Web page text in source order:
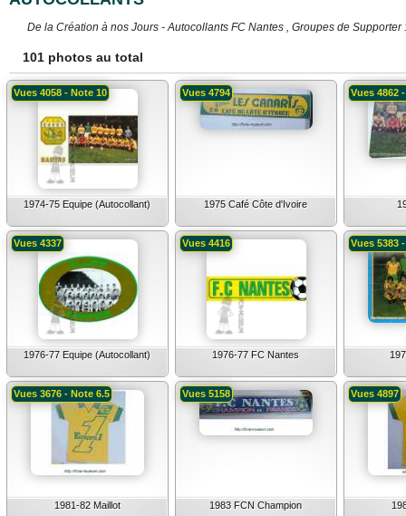
De la Création à nos Jours - Autocollants FC Nantes , Groupes de
101 photos au total
1974-75 Equipe (Autocollant)
Vues 4058 - Note 10
1975 Café Côte d'Ivoire
Vues 4794 Vues 4862
1976-77 Equipe (Autocollant)
Vues 4337
1976-77 FC Nantes
Vues 4416 Vues 5383
1981-82 Maillot
Vues 3676 - Note 6.5
1983 FCN Champion
Vues 5158 Vues 4897